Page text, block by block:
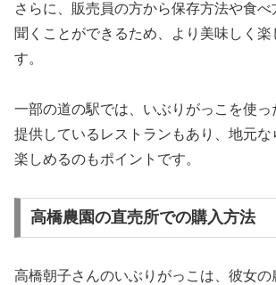
さらに、販売員の方から保存方法や食
聞くことができるため、より美味しく楽
す。
一部の道の駅では、いぶりがっこを使っ
提供しているレストランもあり、地元な
楽しめるのもポイントです。
高橋農園の直売所での購入方法
高橋朝子さんのいぶりがっこは、彼女の